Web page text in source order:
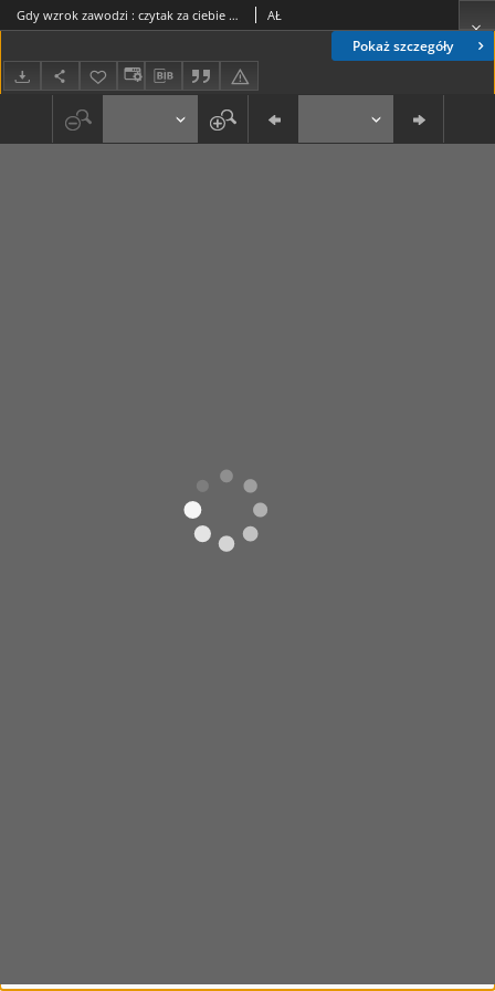
Pokaż szczegóły
Gdy wzrok zawodzi : czytak za ciebie przeczyta AŁ